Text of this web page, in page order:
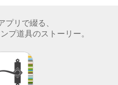
プリで綴る、
プ道具のストーリー。